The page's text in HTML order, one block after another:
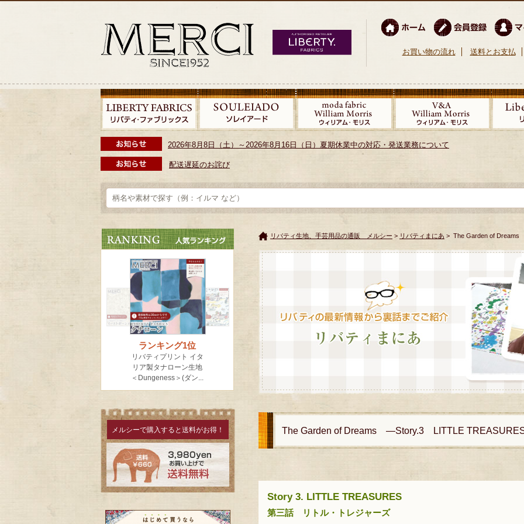
お買い物の流れ 送料とお支払
2026年8月8日（土）～2026年8月16日（日）夏期休業中の対応・発送業務について
配送遅延のお詫び
メルシーで購入すると送料がお得！
リバティ生地、手芸用品の通販 メルシー > リバティまにあ > The Garden of
The Garden of Dreams ―Story.3 LITTLE
Story 3. LITTLE TREASURES
第三話 リトル・トレジャーズ